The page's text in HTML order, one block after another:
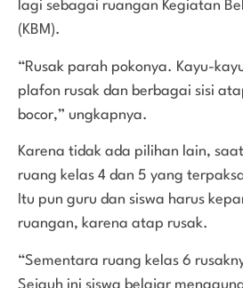
lagi sebagai ruangan Kegiatan
(KBM).
“Rusak parah pokonya. Kayu-
plafon rusak dan berbagai sisi
bocor,” ungkapnya.
Karena tidak ada pilihan lain,
ruang kelas 4 dan 5 yang
Itu pun guru dan siswa harus
ruangan, karena atap rusak.
“Sementara ruang kelas 6
Sejauh ini siswa belajar